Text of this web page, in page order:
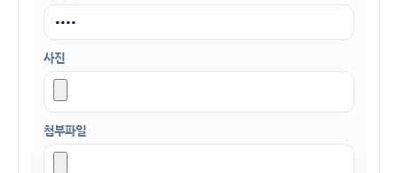
사진
첨부파일